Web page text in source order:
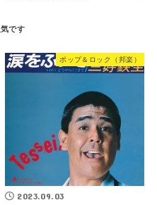
ポップ＆ロック（邦楽）
2023.09.03